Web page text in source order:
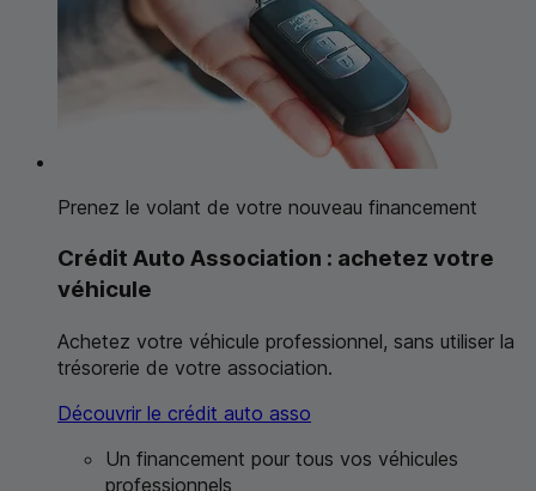
Prenez le volant de votre nouveau financement
Crédit Auto Association : achetez votre
véhicule
Achetez votre véhicule professionnel, sans utiliser la
trésorerie de votre association.
Découvrir le crédit auto asso
Un financement pour tous vos véhicules
professionnels